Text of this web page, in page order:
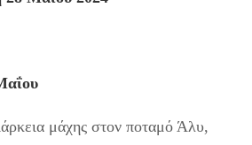
μάχης στον ποταμό Άλυ,